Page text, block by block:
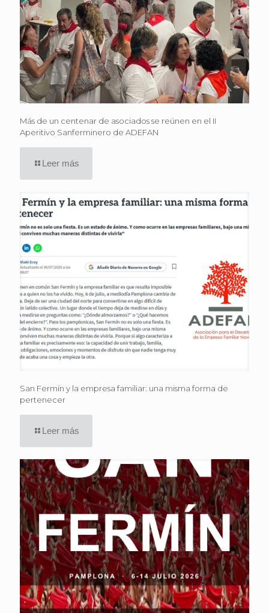
Más de un centenar de asociados se reúnen en el II
Aperitivo Sanferminero de ADEFAN
Leer más
San Fermín y la empresa familiar: una misma forma de
pertenecer
Leer más